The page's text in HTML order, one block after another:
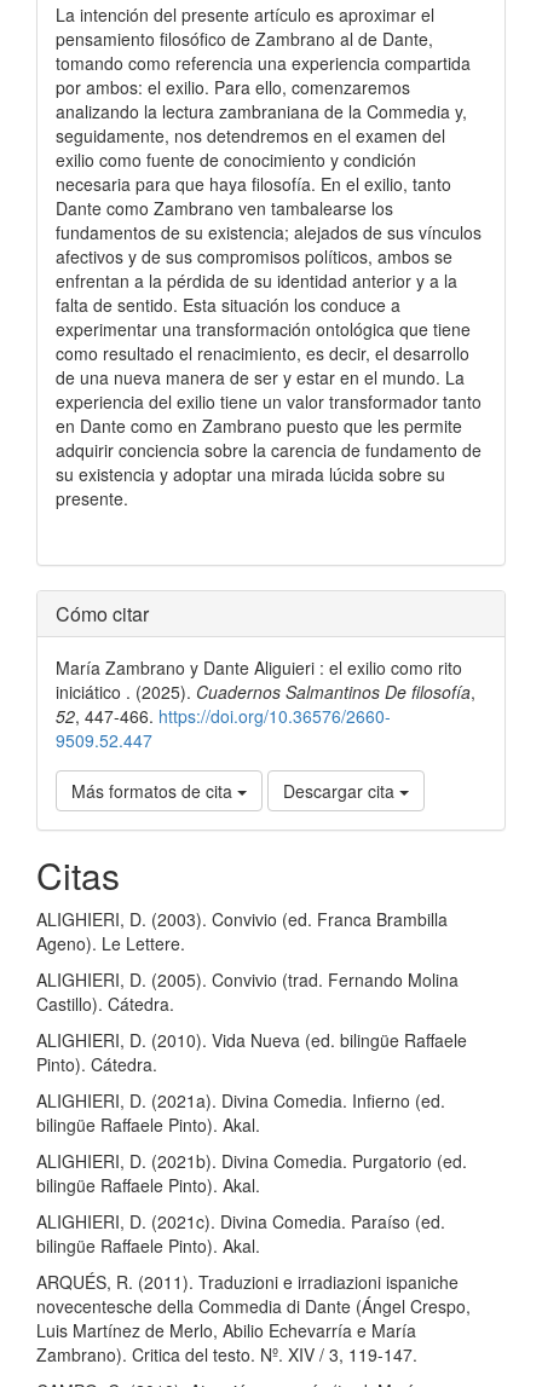
La intención del presente artículo es aproximar el
pensamiento filosófico de Zambrano al de Dante,
tomando como referencia una experiencia compartida
por ambos: el exilio. Para ello, comenzaremos
analizando la lectura zambraniana de la Commedia y,
seguidamente, nos detendremos en el examen del
exilio como fuente de conocimiento y condición
necesaria para que haya filosofía. En el exilio, tanto
Dante como Zambrano ven tambalearse los
fundamentos de su existencia; alejados de sus vínculos
afectivos y de sus compromisos políticos, ambos se
enfrentan a la pérdida de su identidad anterior y a la
falta de sentido. Esta situación los conduce a
experimentar una transformación ontológica que tiene
como resultado el renacimiento, es decir, el desarrollo
de una nueva manera de ser y estar en el mundo. La
experiencia del exilio tiene un valor transformador tanto
en Dante como en Zambrano puesto que les permite
adquirir conciencia sobre la carencia de fundamento de
su existencia y adoptar una mirada lúcida sobre su
presente.
Detalles
del
artículo
Cómo citar
María Zambrano y Dante Aliguieri : el exilio como rito
iniciático . (2025). Cuadernos Salmantinos De filosofía,
52, 447-466. https://doi.org/10.36576/2660-
9509.52.447
Más formatos de cita Descargar cita
Citas
ALIGHIERI, D. (2003). Convivio (ed. Franca Brambilla
Ageno). Le Lettere.
ALIGHIERI, D. (2005). Convivio (trad. Fernando Molina
Castillo). Cátedra.
ALIGHIERI, D. (2010). Vida Nueva (ed. bilingüe Raffaele
Pinto). Cátedra.
ALIGHIERI, D. (2021a). Divina Comedia. Infierno (ed.
bilingüe Raffaele Pinto). Akal.
ALIGHIERI, D. (2021b). Divina Comedia. Purgatorio (ed.
bilingüe Raffaele Pinto). Akal.
ALIGHIERI, D. (2021c). Divina Comedia. Paraíso (ed.
bilingüe Raffaele Pinto). Akal.
ARQUÉS, R. (2011). Traduzioni e irradiazioni ispaniche
novecentesche della Commedia di Dante (Ángel Crespo,
Luis Martínez de Merlo, Abilio Echevarría e María
Zambrano). Critica del testo. Nº. XIV / 3, 119-147.